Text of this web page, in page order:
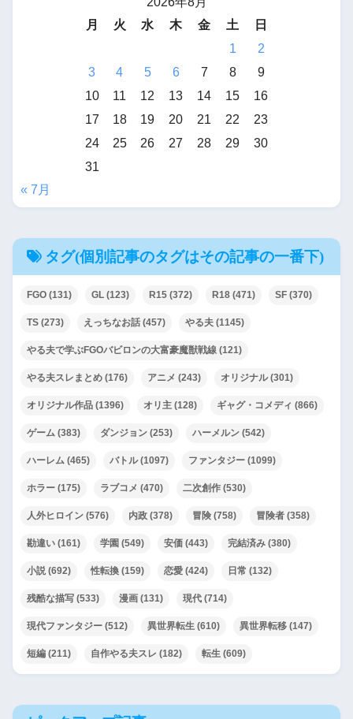
ぼっちやる夫君
転生したらドラクエ４の勇
・知り合いに生まれ変わって
た件
やる夫で現代ダンジョン
日常が壊れた後で
TSやる夫はおいしみを食べた
い
現代ファンタジー世界でリス
トラされたので冒険者やる
月
火 水 木 金 土
日
1
2
3
4 5 6 7 8
9
10
11 12 13 14 15
16
17
18 19 20 21 22
23
24
25 26 27 28 29
30
31
« 7月
タグ(個別記事のタグはその記事の一番下)
FGO (131) GL (123) R15 (372) R18 (471) SF (370)
TS (273) えっちなお話 (457) やる夫 (1145)
やる夫で学ぶFGOバビロンの大富豪魔獣戦線 (121)
やる夫スレまとめ (176) アニメ (243) オリジナル(301)
オリジナル作品 (1396) オリ主 (128) ギャグ・コメディ (866)
ゲーム (383) ダンジョン (253) ハーメルン (542)
ハーレム (465) バトル(1097) ファンタジー (1099)
ホラー (175) ラブコメ (470) 二次創作 (530)
人外ヒロイン (576) 内政 (378) 冒険 (758) 冒険者 (358)
勘違い (161) 学園 (549) 安価 (443) 完結済み (380)
小説(692) 性転換 (159) 恋愛 (424) 日常 (132)
残酷な描写 (533) 漫画 (131) 現代 (714)
現代ファンタジー (512) 異世界転生 (610) 異世界転移 (147)
短編 (211) 自作やる夫スレ (182) 転生 (609)